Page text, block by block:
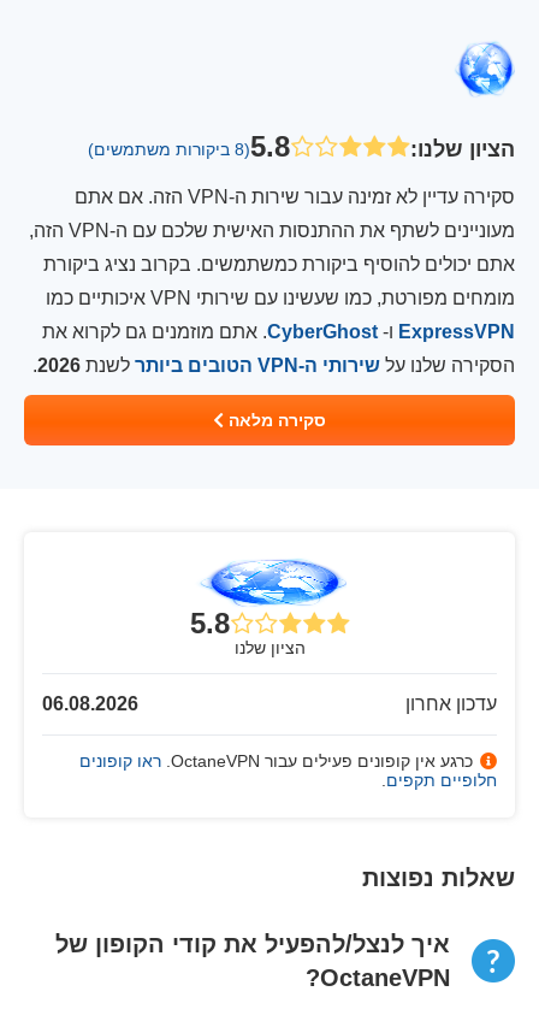
הציון שלנו:
5.8(8 ביקורות משתמשים)
סקירה עדיין לא זמינה עבור שירות ה-VPN הזה. אם אתם
מעוניינים לשתף את ההתנסות האישית שלכם עם ה-VPN הזה,
אתם יכולים להוסיף ביקורת כמשתמשים. בקרוב נציג ביקורת
מומחים מפורטת, כמו שעשינו עם שירותי VPN איכותיים כמו
ExpressVPN ו-
. אתם מוזמנים גם לקרוא את
הסקירה שלנו על שירותי ה-VPN הטובים ביותר לשנת 2026
.
סקירה מלאה
5.8
הציון שלנו
עדכון אחרון 06.08.2026
כרגע אין קופונים פעילים עבור OctaneVPN.
ראו קופונים
חלופיים תקפים
שאלות נפוצות
איך לנצל/להפעיל את קודי הקופון של
OctaneVPN?